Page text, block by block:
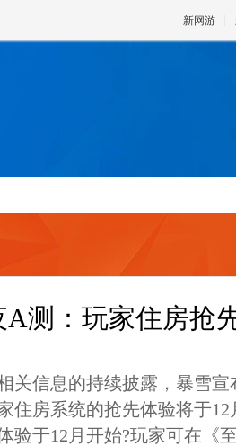
新网游
A测：玩家住房抢
关信息的持续披露，暴雪
住房系统的抢先体验将于
验于12月开始?玩家可在《